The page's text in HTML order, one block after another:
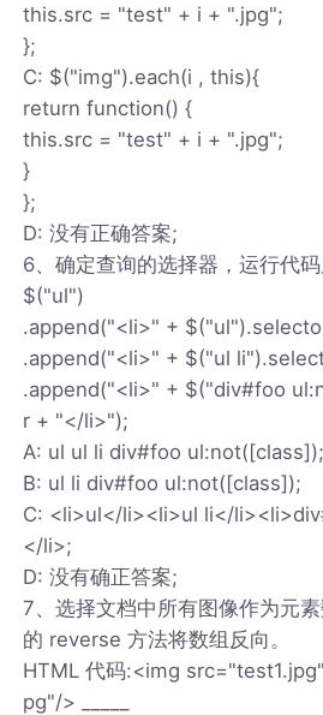
this.src = "test" + i + ".jpg";
};
C: $("img").each(i , this){
return function() {
this.src = "test" + i + ".jpg";
}
};
D: 没有正确答案;
6、确定查询的选择器，运行代码
$("ul")
.append("<li>" +
.append("<li>" + $("ul
.append("<li>" + $("div#foo
r + "</li>");
A: ul ul li div#foo ul:not([class]);
B: ul li div#foo ul:not([class]);
C: <li>ul</li><li>ul li</
</li>;
D: 没有确正答案;
7、选择文档中所有图像作为元
的 reverse 方法将数组反向。
HTML 代码:<img
pg"/> _____